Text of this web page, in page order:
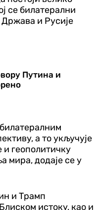
се билатерални
и Русије
Путина и
а то укључује
и геополитичку
мира, додаје се у
и Трамп
истоку, као и